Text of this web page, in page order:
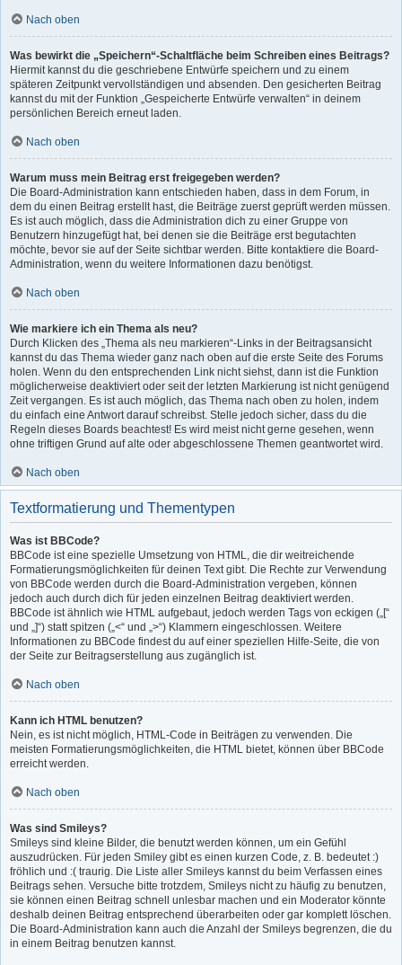
Nach oben
Was bewirkt die „Speichern“-Schaltfläche beim Schreiben eines Beitrags?
Hiermit kannst du die geschriebene Entwürfe speichern und zu einem
späteren Zeitpunkt vervollständigen und absenden. Den gesicherten Beitrag
kannst du mit der Funktion „Gespeicherte Entwürfe verwalten“ in deinem
persönlichen Bereich erneut laden.
Nach oben
Warum muss mein Beitrag erst freigegeben werden?
Die Board-Administration kann entschieden haben, dass in dem Forum, in
dem du einen Beitrag erstellt hast, die Beiträge zuerst geprüft werden müssen.
Es ist auch möglich, dass die Administration dich zu einer Gruppe von
Benutzern hinzugefügt hat, bei denen sie die Beiträge erst begutachten
möchte, bevor sie auf der Seite sichtbar werden. Bitte kontaktiere die Board-
Administration, wenn du weitere Informationen dazu benötigst.
Nach oben
Wie markiere ich ein Thema als neu?
Durch Klicken des „Thema als neu markieren“-Links in der Beitragsansicht
kannst du das Thema wieder ganz nach oben auf die erste Seite des Forums
holen. Wenn du den entsprechenden Link nicht siehst, dann ist die Funktion
möglicherweise deaktiviert oder seit der letzten Markierung ist nicht genügend
Zeit vergangen. Es ist auch möglich, das Thema nach oben zu holen, indem
du einfach eine Antwort darauf schreibst. Stelle jedoch sicher, dass du die
Regeln dieses Boards beachtest! Es wird meist nicht gerne gesehen, wenn
ohne triftigen Grund auf alte oder abgeschlossene Themen geantwortet wird.
Nach oben
Textformatierung und Thementypen
Was ist BBCode?
BBCode ist eine spezielle Umsetzung von HTML, die dir weitreichende
Formatierungsmöglichkeiten für deinen Text gibt. Die Rechte zur Verwendung
von BBCode werden durch die Board-Administration vergeben, können
jedoch auch durch dich für jeden einzelnen Beitrag deaktiviert werden.
BBCode ist ähnlich wie HTML aufgebaut, jedoch werden Tags von eckigen („[“
und „]“) statt spitzen („<“ und „>“) Klammern eingeschlossen. Weitere
Informationen zu BBCode findest du auf einer speziellen Hilfe-Seite, die von
der Seite zur Beitragserstellung aus zugänglich ist.
Nach oben
Kann ich HTML benutzen?
Nein, es ist nicht möglich, HTML-Code in Beiträgen zu verwenden. Die
meisten Formatierungsmöglichkeiten, die HTML bietet, können über BBCode
erreicht werden.
Nach oben
Was sind Smileys?
Smileys sind kleine Bilder, die benutzt werden können, um ein Gefühl
auszudrücken. Für jeden Smiley gibt es einen kurzen Code, z. B. bedeutet :)
fröhlich und :( traurig. Die Liste aller Smileys kannst du beim Verfassen eines
Beitrags sehen. Versuche bitte trotzdem, Smileys nicht zu häufig zu benutzen,
sie können einen Beitrag schnell unlesbar machen und ein Moderator könnte
deshalb deinen Beitrag entsprechend überarbeiten oder gar komplett löschen.
Die Board-Administration kann auch die Anzahl der Smileys begrenzen, die du
in einem Beitrag benutzen kannst.